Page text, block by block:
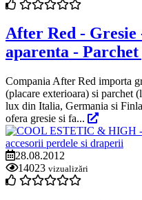
After Red -
aparenta -
Compania After Red importa
(placare exterioara) si parchet
lux din Italia, Germania si
ofera gresie si fa...
28.08.2012
14023 vizualizări